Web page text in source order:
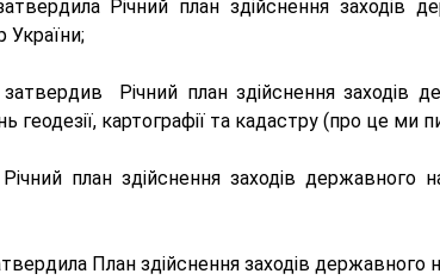
Річний план здійснення заходів
затвердив Річний план здійснення заходів
картографії та кадастру (про це ми
план здійснення заходів державного
План здійснення заходів державного